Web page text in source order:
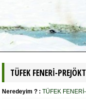
TÜFEK FENERİ-
Neredeyim ? : TÜFEK